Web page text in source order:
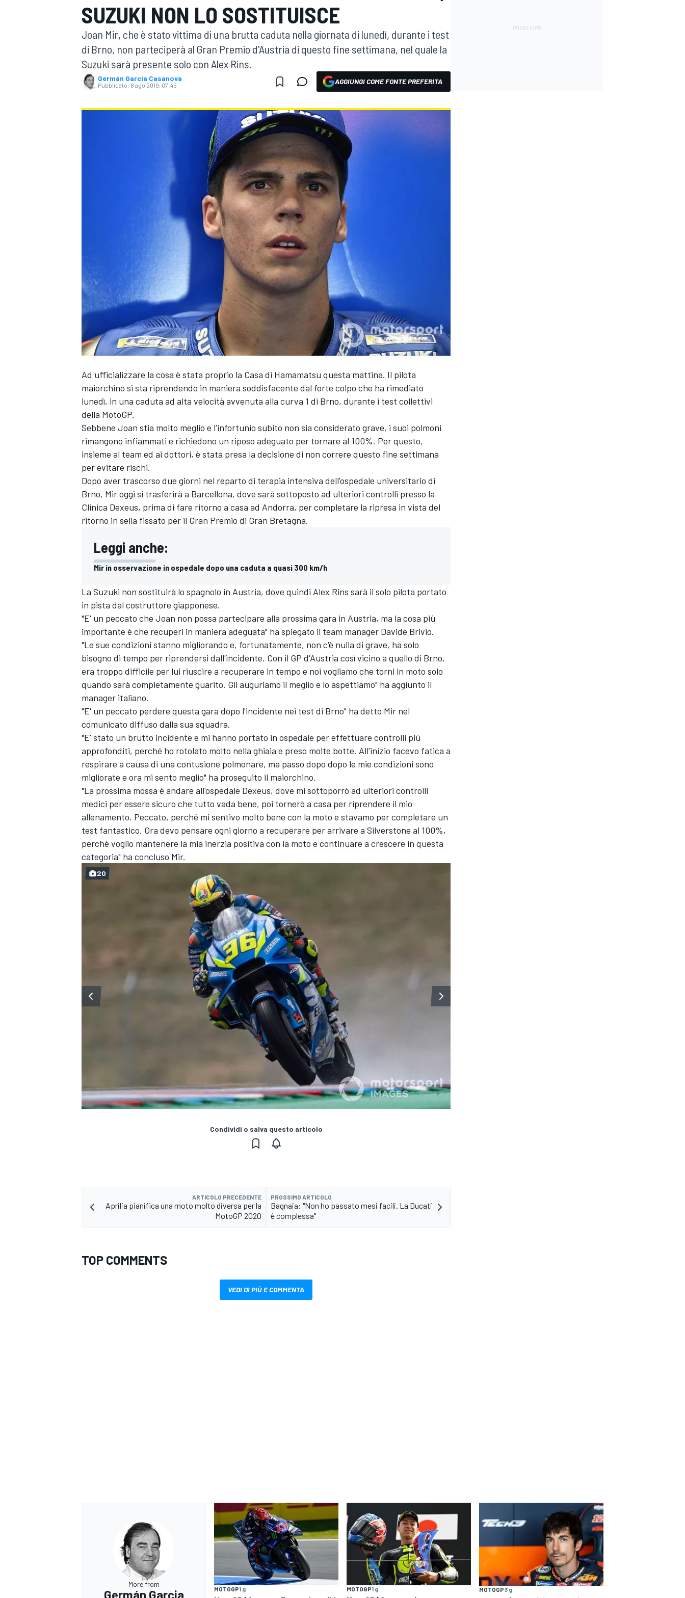
MOTOGP WEC
MONOPOSTO
ENDURANCE/GT
MONOMARCA
SUZUKI NON LO SOSTITUISCE
Joan Mir, che è stato vittima di una brutta caduta nella giornata di lunedì, durante i test
di Brno, non parteciperà al Gran Premio d'Austria di questo fine settimana, nel quale la
Suzuki sarà presente solo con Alex Rins.
Germán Garcia Casanova
Pubblicato: 8 ago 2019, 07:45 AGGIUNGI COME FONTE PREFERITA
Ad ufficializzare la cosa è stata proprio la Casa di Hamamatsu questa mattina. Il pilota
maiorchino si sta riprendendo in maniera soddisfacente dal forte colpo che ha rimediato
lunedì, in una caduta ad alta velocità avvenuta alla curva 1 di Brno, durante i test collettivi
della MotoGP.
Sebbene Joan stia molto meglio e l'infortunio subito non sia considerato grave, i suoi polmoni
rimangono infiammati e richiedono un riposo adeguato per tornare al 100%. Per questo,
insieme al team ed ai dottori, è stata presa la decisione di non correre questo fine settimana
per evitare rischi.
Dopo aver trascorso due giorni nel reparto di terapia intensiva dell'ospedale universitario di
Brno, Mir oggi si trasferirà a Barcellona, dove sarà sottoposto ad ulteriori controlli presso la
Clinica Dexeus, prima di fare ritorno a casa ad Andorra, per completare la ripresa in vista del
ritorno in sella fissato per il Gran Premio di Gran Bretagna.
Leggi anche:
Mir in osservazione in ospedale dopo una caduta a quasi 300 km/h
La Suzuki non sostituirà lo spagnolo in Austria, dove quindi Alex Rins sarà il solo pilota portato
in pista dal costruttore giapponese.
"E' un peccato che Joan non possa partecipare alla prossima gara in Austria, ma la cosa più
importante è che recuperi in maniera adeguata" ha spiegato il team manager Davide Brivio.
"Le sue condizioni stanno migliorando e, fortunatamente, non c'è nulla di grave, ha solo
bisogno di tempo per riprendersi dall'incidente. Con il GP d'Austria così vicino a quello di Brno,
era troppo difficile per lui riuscire a recuperare in tempo e noi vogliamo che torni in moto solo
quando sarà completamente guarito. Gli auguriamo il meglio e lo aspettiamo" ha aggiunto il
manager italiano.
"E' un peccato perdere questa gara dopo l'incidente nei test di Brno" ha detto Mir nel
comunicato diffuso dalla sua squadra.
"E' stato un brutto incidente e mi hanno portato in ospedale per effettuare controlli più
approfonditi, perché ho rotolato molto nella ghiaia e preso molte botte. All'inizio facevo fatica a
respirare a causa di una contusione polmonare, ma passo dopo dopo le mie condizioni sono
migliorate e ora mi sento meglio" ha proseguito il maiorchino.
"La prossima mossa è andare all'ospedale Dexeus, dove mi sottoporrò ad ulteriori controlli
medici per essere sicuro che tutto vada bene, poi tornerò a casa per riprendere il mio
allenamento. Peccato, perché mi sentivo molto bene con la moto e stavamo per completare un
test fantastico. Ora devo pensare ogni giorno a recuperare per arrivare a Silverstone al 100%,
perché voglio mantenere la mia inerzia positiva con la moto e continuare a crescere in questa
categoria" ha concluso Mir.
20
Condividi o salva questo articolo
ARTICOLO PRECEDENTE
Aprilia pianifica una moto molto diversa per la
MotoGP 2020
PROSSIMO ARTICOLO
Bagnaia: "Non ho passato mesi facili. La Ducati
è complessa"
TOP COMMENTS
VEDI DI PIÙ E COMMENTA
More from
Germán Garcia MOTOGP1 g MOTOGP1 g MOTOGP3 g